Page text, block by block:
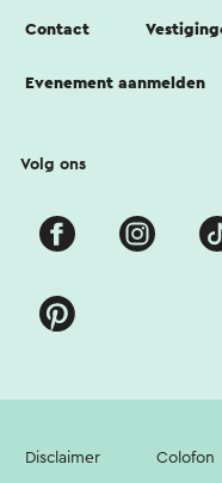
Contact
Evenement aanmelden
Volg ons
Disclaimer Colofon